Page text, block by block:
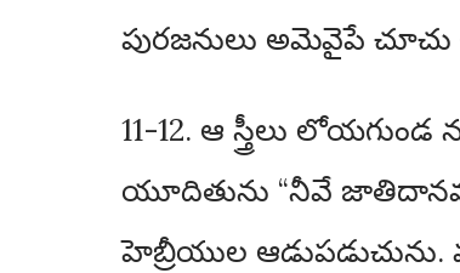
పురజనులు అమెవైపే
11-12. ఆ స్త్రీలు
యూదితును “నీవే
హెబ్రీయుల